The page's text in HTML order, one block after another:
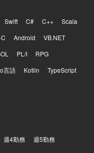
Swift C# C++
Scala
Android
VB.NET
PL/I
RPG
言語 Kotlin
TypeScript
週4勤務 週5勤務